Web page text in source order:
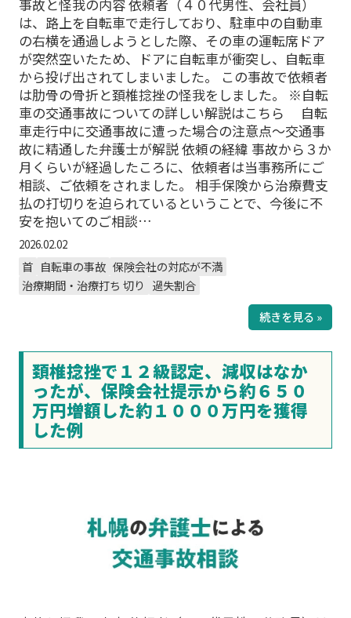
事故と怪我の内容 依頼者（４０代男性、会社員）
は、路上を自転車で走行しており、駐車中の自動車
の右横を通過しようとした際、その車の運転席ドア
が突然空いたため、ドアに自転車が衝突し、自転車
から投げ出されてしまいました。 この事故で依頼者
は肋骨の骨折と頚椎捻挫の怪我をしました。 ※自転
車の交通事故についての詳しい解説はこちら 自転
車走行中に交通事故に遭った場合の注意点～交通事
故に精通した弁護士が解説 依頼の経緯 事故から３か
月くらいが経過したころに、依頼者は当事務所にご
相談、ご依頼をされました。 相手保険から治療費支
払の打切りを迫られているということで、今後に不
安を抱いてのご相談…
2026.02.02
首 自転車の事故 保険会社の対応が不満
治療期間・治療打ち 切り
過失割合
続きを見る »
頚椎捻挫で１２級認定、減収はなか
ったが、保険会社提示から約６５０
万円増額した約１０００万円を獲得
した例